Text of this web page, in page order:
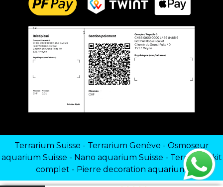
Terrarium Suisse - Terrarium Genève - Osmoseur
aquarium Suisse - Nano aquarium Suisse - Terrarium kit
complet - Pierre decoration aquarium